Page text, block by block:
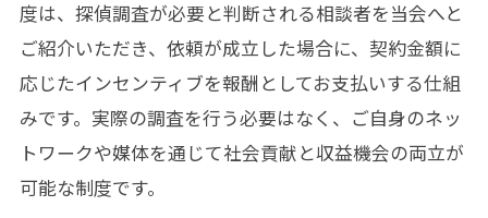
度は、探偵調査が必要と判断される相談者を当会へと
ご紹介いただき、依頼が成立した場合に、契約金額に
応じたインセンティブを報酬としてお支払いする仕組
みです。実際の調査を行う必要はなく、ご自身のネッ
トワークや媒体を通じて社会貢献と収益機会の両立が
可能な制度です。